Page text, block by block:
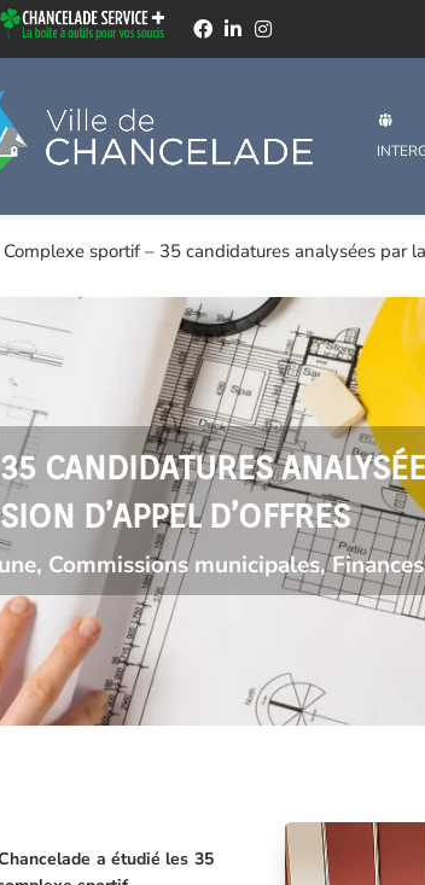
Complexe sportif – 35 candidatures analysées par
CANDIDATURES
D’APPEL D’OFFRES
, Commissions municipales,Finances
a étudié les 35